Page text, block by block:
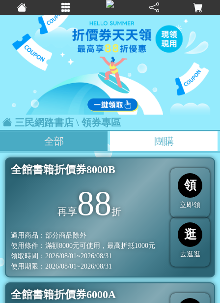
三民網路書店 \ 領券專區
全部
團購
全館書籍折價券8000B
再享88折
適用商品：部分商品除外
使用條件：滿額8000元可使用，最高折抵1000元
領取時間：2026/08/01~2026/08/31
使用期限：2026/08/01~2026/08/31
領
立即領
逛
去逛逛
全館書籍折價券6000A